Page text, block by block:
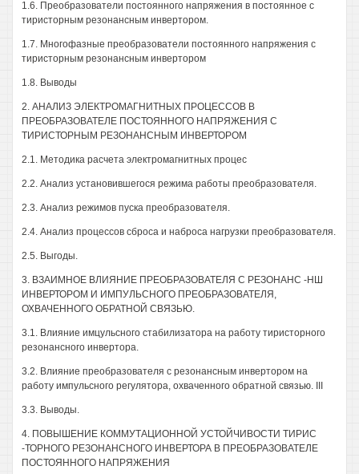
1.6. Преобразователи постоянного напряжения в постоянное с
тиристорным резонансным инвертором.
1.7. Многофазные преобразователи постоянного напряжения с
тиристорным резонансным инвертором
1.8. Выводы
2. АНАЛИЗ ЭЛЕКТРОМАГНИТНЫХ ПРОЦЕССОВ В
ПРЕОБРАЗОВАТЕЛЕ ПОСТОЯННОГО НАПРЯЖЕНИЯ С
ТИРИСТОРНЫМ РЕЗОНАНСНЫМ ИНВЕРТОРОМ
2.1. Методика расчета электромагнитных процес
2.2. Анализ установившегося режима работы преобразователя.
2.3. Анализ режимов пуска преобразователя.
2.4. Анализ процессов сброса и наброса нагрузки преобразователя.
2.5. Выгоды.
3. ВЗАИМНОЕ ВЛИЯНИЕ ПРЕОБРАЗОВАТЕЛЯ С РЕЗОНАНС -НШ
ИНВЕРТОРОМ И ИМПУЛЬСНОГО ПРЕОБРАЗОВАТЕЛЯ,
ОХВАЧЕННОГО ОБРАТНОЙ СВЯЗЬЮ.
3.1. Влияние имцульсного стабилизатора на работу тиристорного
резонансного инвертора.
3.2. Влияние преобразователя с резонансным инвертором на
работу импульсного регулятора, охваченного обратной связью. III
3.3. Выводы.
4. ПОВЫШЕНИЕ КОММУТАЦИОННОЙ УСТОЙЧИВОСТИ ТИРИС
-ТОРНОГО РЕЗОНАНСНОГО ИНВЕРТОРА В ПРЕОБРАЗОВАТЕЛЕ
ПОСТОЯННОГО НАПРЯЖЕНИЯ